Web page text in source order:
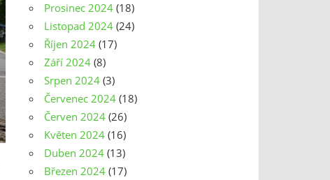
Prosinec 2024 (18)
Listopad 2024 (24)
Říjen 2024 (17)
Září 2024 (8)
Srpen 2024 (3)
Červenec 2024 (18)
Červen 2024 (26)
Květen 2024 (16)
Duben 2024 (13)
Březen 2024 (17)